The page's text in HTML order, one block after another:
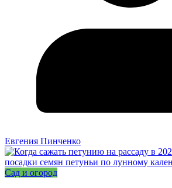
Евгения Пинченко
Сад и огород